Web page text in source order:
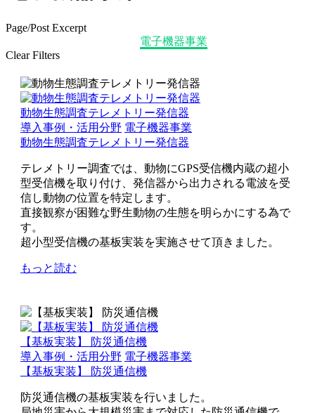
Page/Post Excerpt
電子機器事業
Clear Filters
動物生態調査テレメトリー発信器
導入事例・活用分野 電子機器事業
動物生態調査テレメトリー発信器
テレメトリー調査では、動物にGPS受信機内蔵の超小
型受信機を取り付け、発信器から出力される電波を受
信し動物の位置を特定します。
直接観察が困難な野生動物の生態を明らかにする為で
す。
超小型受信機の基板実装を実施させて頂きました。
もっと読む
【基板実装】 防災通信機
導入事例・活用分野 電子機器事業
【基板実装】 防災通信機
防災通信機の基板実装を行いました。